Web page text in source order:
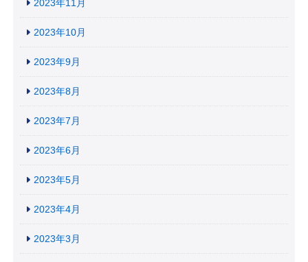
2023年11月
2023年10月
2023年9月
2023年8月
2023年7月
2023年6月
2023年5月
2023年4月
2023年3月